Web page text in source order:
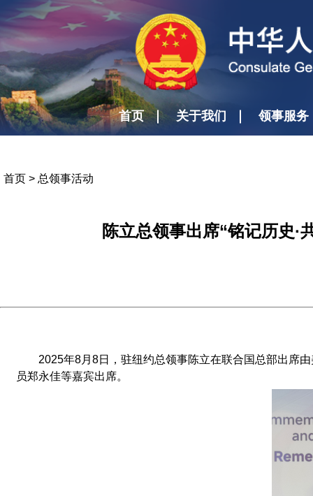
首页 关于我们 领事服务
首页 > 总领事活动
陈立总领事出席“铭记历史
2025年8月 8日， 驻纽约总领事陈立在联合国总部出席
员郑永佳等嘉宾出席。